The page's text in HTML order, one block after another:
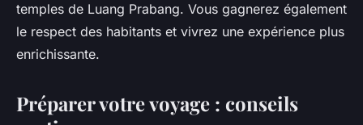
temples de Luang Prabang. Vous gagnerez également
le respect des habitants et vivrez une expérience plus
enrichissante.
Préparer votre voyage : conseils